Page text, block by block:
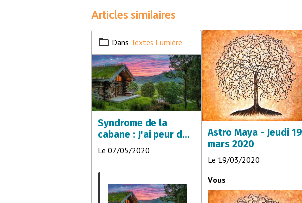
Articles similaires
Dans Textes Lumière
Syndrome de la
cabane : J'ai peur de
sortir après le
déconfinement
Le 07/05/2020
Astro Maya - Jeudi 19
mars 2020
Le 19/03/2020
Vous